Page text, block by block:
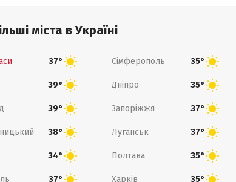
міста в Україні
37° Сімферополь 35°
39° Дніпро 35°
39° Запоріжжя 37°
38° Луганськ 37°
34° Полтава 35°
37° Харків 35°